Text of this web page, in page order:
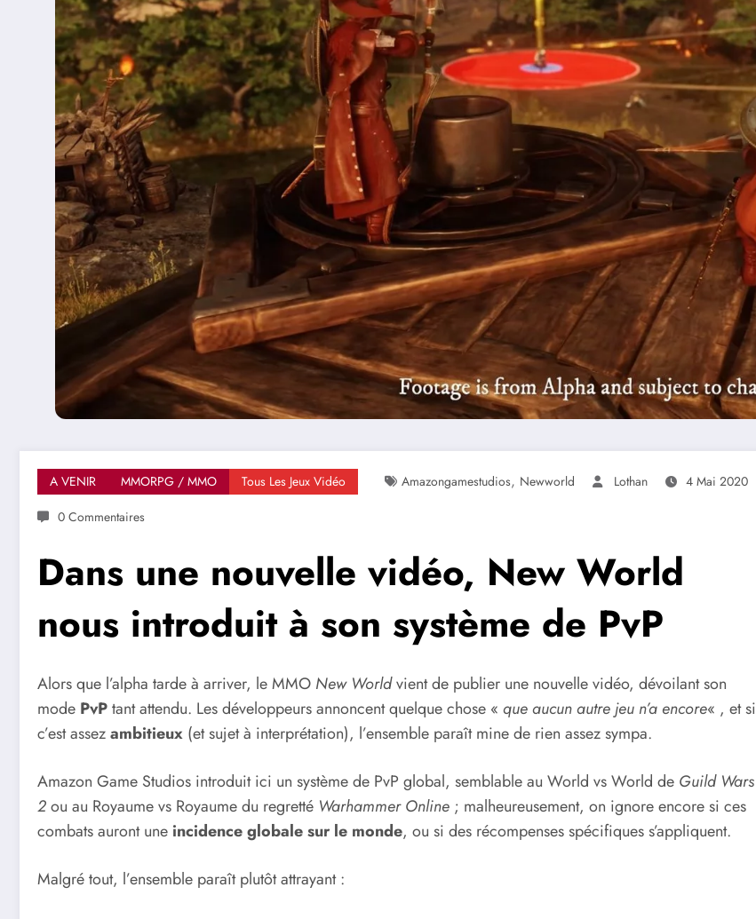
A VENIR MMORPG / MMO Tous Les Jeux Vidéo Amazongamestudios, Newworld Lothan
4 Mai 2020
0 Commentaires
Dans une nouvelle vidéo, New World
nous introduit à son système de PvP
Alors que l’alpha tarde à arriver, le MMO New Worldvient de publier une nouvelle vidéo, dévoilant son
mode PvPtant attendu. Les développeurs annoncent quelque chose « que aucun autre jeu n’a encore« , et si
c’est assezambitieux (et sujet à interprétation), l’ensemble paraît mine de rien assez sympa.
Amazon Game Studios introduit ici un système de PvP global, semblable au World vs World de Guild Wars
2ou au Royaume vs Royaume du regretté Warhammer Online ; malheureusement, on ignore encore si ces
combats auront une incidence globale sur le monde, ou si des récompenses spécifiques s’appliquent.
Malgré tout, l’ensemble paraît plutôt attrayant :